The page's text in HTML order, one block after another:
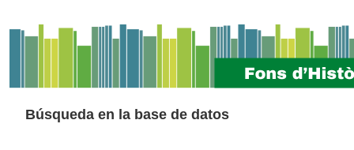
Búsqueda en la base de datos